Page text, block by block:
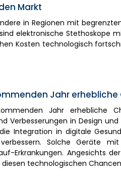
Markt
in Regionen mit
elektronische Stethoskope
Kosten technologisch
Jahr
Jahr erhebliche
Verbesserungen in Design
Integration in digitale
Solche Geräte
Erkrankungen. Angesichts
technologischen